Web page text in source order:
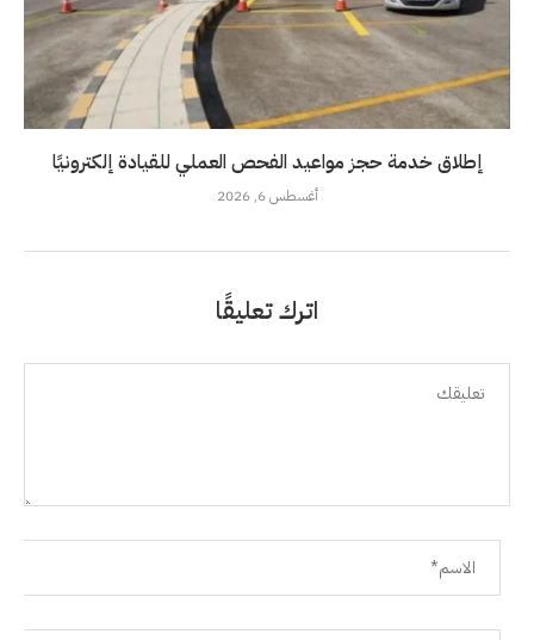
إطلاق خدمة حجز مواعيد الفحص العملي للقيادة إلكترونيًا
أغسطس 6, 2026
اترك تعليقًا